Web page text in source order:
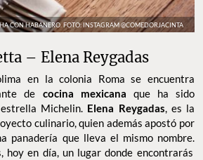
CON HABANERO. FOTO: INSTAGRAM @COMEDORJACINTA
– Elena Reygadas
en la colonia Roma se encuentra
de cocina mexicana que ha sido
Michelin. Elena Reygadas, es la
culinario, quien además apostó por
panadería que lleva el mismo nombre.
hoy en día, un lugar donde encontrarás